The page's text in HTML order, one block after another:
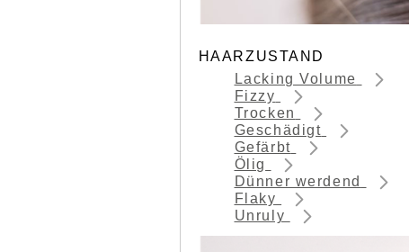
HAARZUSTAND
Lacking Volume
Fizzy
Trocken
Geschädigt
Gefärbt
Ölig
Dünner werdend
Flaky
Unruly